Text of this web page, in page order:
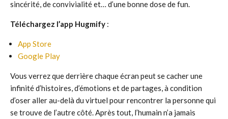
sincérité, de convivialité et… d’une bonne dose de fun.
Téléchargez l’app Hugmify :
App Store
Google Play
Vous verrez que derrière chaque écran peut se cacher une
infinité d’histoires, d’émotions et de partages, à condition
d’oser aller au-delà du virtuel pour rencontrer la personne qui
se trouve de l’autre côté. Après tout, l’humain n’a jamais